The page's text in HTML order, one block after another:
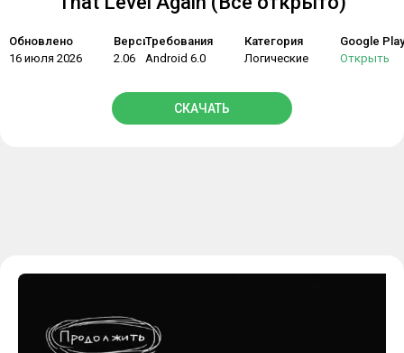
Обновлено
16 июля 2026
Версия
2.06
Требования
Android 6.0
Категория
Логические
Google Play
Открыть
СКАЧАТЬ